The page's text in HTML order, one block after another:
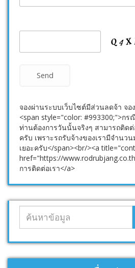
จองผ่านระบบเว็บไซต์มีส่วนลดจ้า จ
<span style="color: #993300;">ก
ท่านต้องการวันนั้นจริงๆ สามารถติด
ครับ เพราะรถรับจ้างของเรามีจำนว
เยอะครับ</span><br/><a
href="https://
การติดต่อเรา</a>